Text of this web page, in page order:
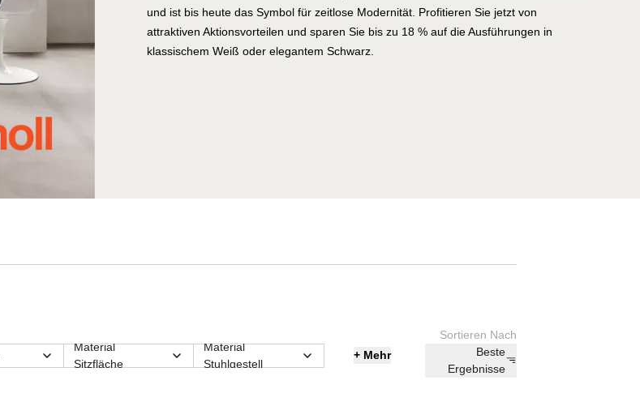
und ist bis heute das Symbol für zeitlose Modernität. Profitieren Sie jetzt von
attraktiven Aktionsvorteilen und sparen Sie bis zu 18 % auf die Ausführungen in
klassischem Weiß oder elegantem Schwarz.
Material
Sitzfläche
Material
Stuhlgestell
+ Mehr
Sortieren Nach
Beste
Ergebnisse